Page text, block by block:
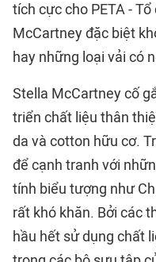
tích cực cho PETA -
McCartney đặc biệt
hay những loại vải có
Stella McCartney cố
triển chất liệu thân
da và cotton hữu cơ.
để cạnh tranh với
tính biểu tượng như
rất khó khăn. Bởi các
hầu hết sử dụng chất